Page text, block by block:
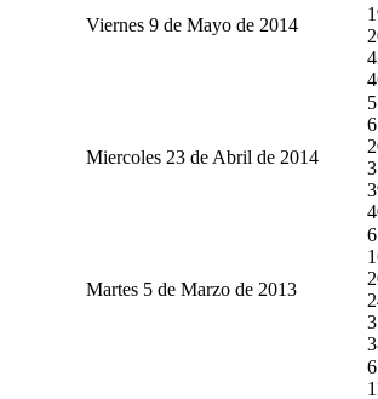
Viernes 9 de Mayo de 2014
Miercoles 23 de Abril de 2014
5
6
Martes 5 de Marzo de 2013
6
6